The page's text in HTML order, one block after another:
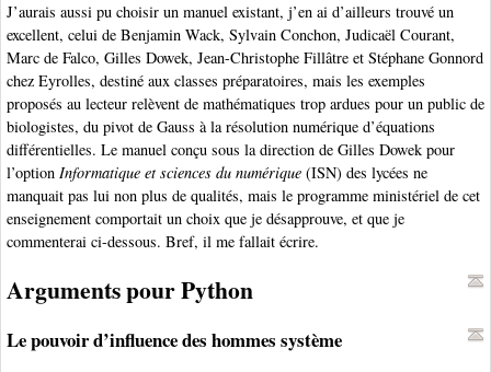
J’aurais aussi pu choisir un manuel existant, j’en ai d’ailleurs trouvé un
excellent, celui de Benjamin Wack, Sylvain Conchon, Judicaël Courant,
Marc de Falco, Gilles Dowek, Jean-Christophe Fillâtre et Stéphane Gonnord
chez Eyrolles, destiné aux classes préparatoires, mais les exemples
proposés au lecteur relèvent de mathématiques trop ardues pour un public de
biologistes, du pivot de Gauss à la résolution numérique d’équations
différentielles. Le manuel conçu sous la direction de Gilles Dowek pour
l’option Informatique et sciences du numérique (ISN) des lycées ne
manquait pas lui non plus de qualités, mais le programme ministériel de cet
enseignement comportait un choix que je désapprouve, et que je
commenterai ci-dessous. Bref, il me fallait écrire.
Arguments pour Python
Le pouvoir d’influence des hommes système